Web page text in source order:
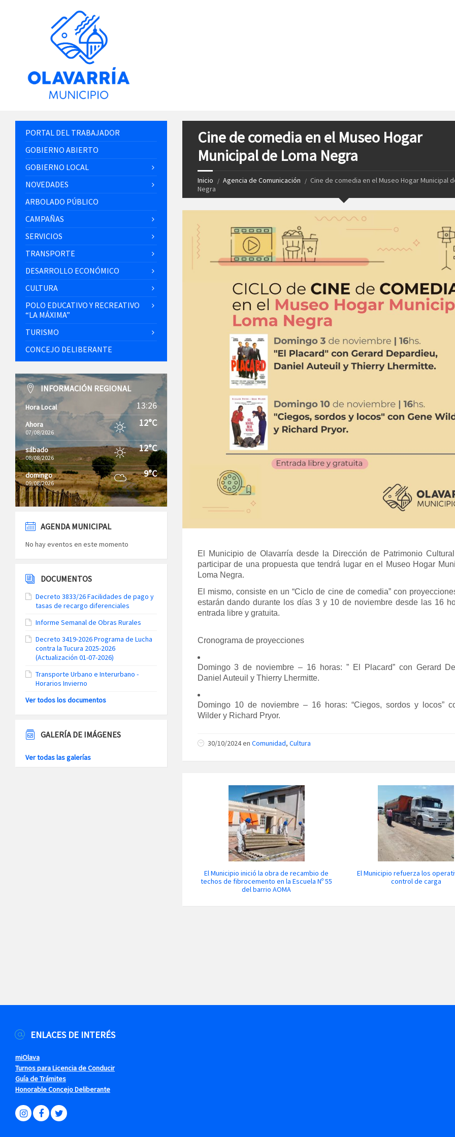
Cine de comedia en el Museo Hogar
Municipal de Loma Negra
Inicio Agencia de Comunicación
Cine de comedia en el Museo Hogar Municipal
Negra
El Municipio de Olavarría desde la Dirección de Patrimonio
participar de una propuesta que tendrá lugar en el Museo Hogar
Loma Negra.
El mismo, consiste en un “Ciclo de cine de comedia” con
estarán dando durante los días 3 y 10 de noviembre desde las 16
entrada libre y gratuita.
Cronograma de proyecciones
Domingo 3 de noviembre – 16 horas: ” El Placard” con Gerard
Daniel Auteuil y Thierry Lhermitte.
Domingo 10 de noviembre – 16 horas: “Ciegos, sordos y locos”
Wilder y Richard Pryor.
30/10/2024 en Comunidad, Cultura
El Municipio inició la obra de recambio de
techos de fibrocemento en la Escuela Nº 55
del barrio AOMA
El Municipio refuerza los
control de carga
PORTAL DEL TRABAJADOR
GOBIERNO ABIERTO
GOBIERNO LOCAL
NOVEDADES
ARBOLADO PÚBLICO
CAMPAÑAS
SERVICIOS
TRANSPORTE
DESARROLLO ECONÓMICO
CULTURA
POLO EDUCATIVO Y RECREATIVO
“LA MÁXIMA”
TURISMO
CONCEJO DELIBERANTE
INFORMACIÓN REGIONAL
Hora Local 13:26
Ahora
07/08/2026
12°C
sábado
08/08/2026
12°C
domingo
09/08/2026
9°C
AGENDA MUNICIPAL
No hay eventos en este momento
DOCUMENTOS
Decreto 3833/26 Facilidades de pago y
tasas de recargo diferenciales
Informe Semanal de Obras Rurales
Decreto 3419-2026 Programa de Lucha
contra la Tucura 2025-2026
(Actualización 01-07-2026)
Transporte Urbano e Interurbano -
Horarios Invierno
Ver todos los documentos
GALERÍA DE IMÁGENES
Ver todas las galerías
ENLACES DE INTERÉS
miOlava
Turnos para Licencia de Conducir
Guía de Trámites
Honorable Concejo Deliberante